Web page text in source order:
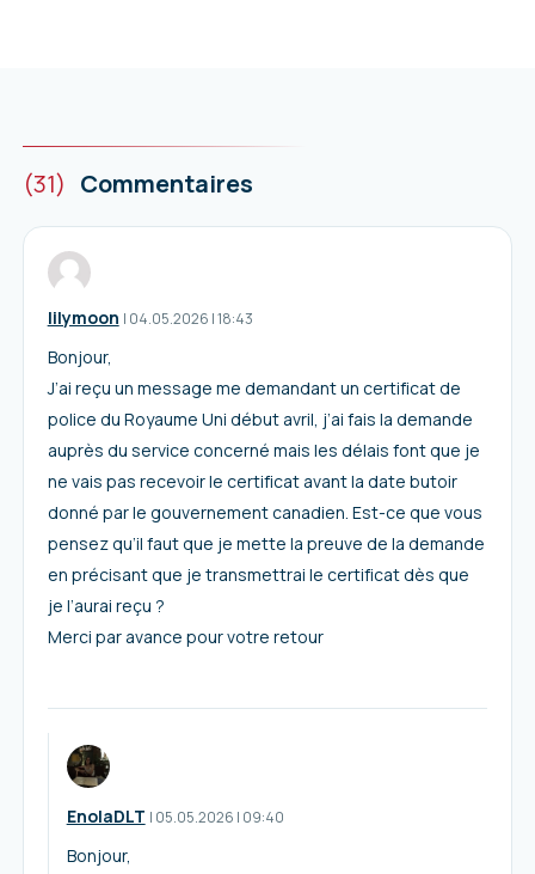
(31) Commentaires
lilymoon I 04.05.2026 |18:43
Bonjour,
J’ai reçu un message me demandant un certificat de
police du Royaume Uni début avril, j’ai fais la demande
auprès du service concerné mais les délais font que je
ne vais pas recevoir le certificat avant la date butoir
donné par le gouvernement canadien. Est-ce que vous
pensez qu’il faut que je mette la preuve de la demande
en précisant que je transmettrai le certificat dès que
je l’aurai reçu ?
Merci par avance pour votre retour
EnolaDLT I 05.05.2026 | 09:40
Bonjour,